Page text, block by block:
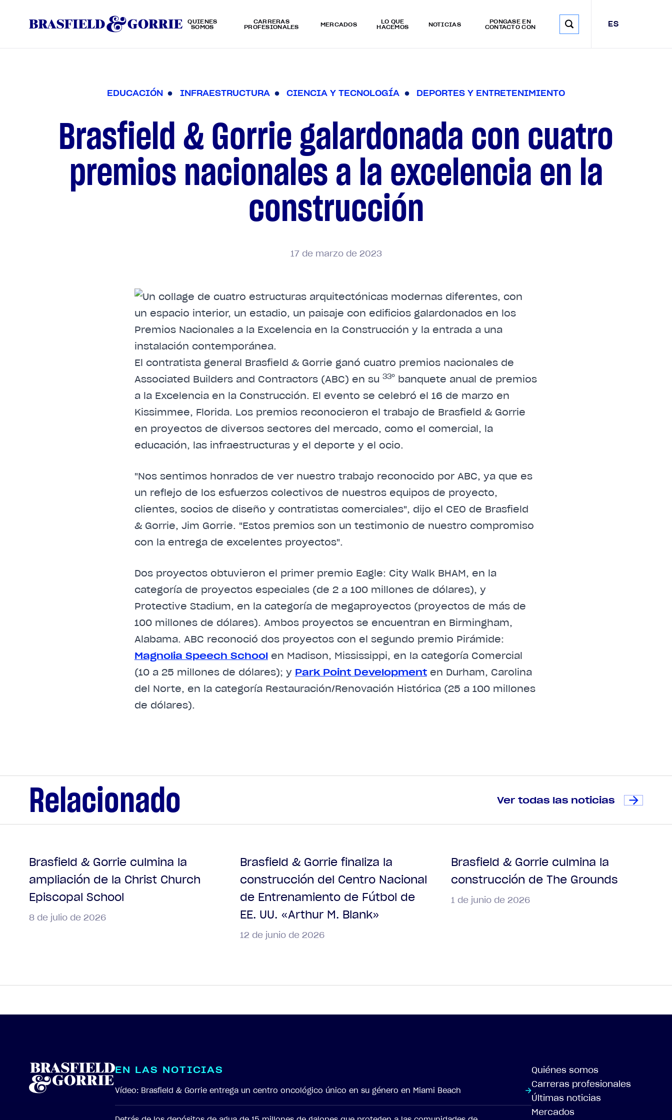
QUIÉNES
SOMOS
CARRERAS
PROFESIONALES MERCADOS LO QUÉ
HACEMOS NOTICIAS PÓNGASE EN
CONTACTO CON ES
EDUCACIÓN INFRAESTRUCTURA CIENCIA Y TECNOLOGÍA DEPORTES Y ENTRETENIMIENTO
Brasfield & Gorrie galardonada con cuatro
premios nacionales a la excelencia en la
construcción
17 de marzo de 2023
El contratista general Brasfield & Gorrie ganó cuatro premios nacionales de
Associated Builders and Contractors (ABC) en su 33ºbanquete anual de premios
a la Excelencia en la Construcción. El evento se celebró el 16 de marzo en
Kissimmee, Florida. Los premios reconocieron el trabajo de Brasfield & Gorrie
en proyectos de diversos sectores del mercado, como el comercial, la
educación, las infraestructuras y el deporte y el ocio.
"Nos sentimos honrados de ver nuestro trabajo reconocido por ABC, ya que es
un reflejo de los esfuerzos colectivos de nuestros equipos de proyecto,
clientes, socios de diseño y contratistas comerciales", dijo el CEO de Brasfield
& Gorrie, Jim Gorrie. "Estos premios son un testimonio de nuestro compromiso
con la entrega de excelentes proyectos".
Dos proyectos obtuvieron el primer premio Eagle: City Walk BHAM, en la
categoría de proyectos especiales (de 2 a 100 millones de dólares), y
Protective Stadium, en la categoría de megaproyectos (proyectos de más de
100 millones de dólares). Ambos proyectos se encuentran en Birmingham,
Alabama. ABC reconoció dos proyectos con el segundo premio Pirámide:
Magnolia Speech School en Madison, Mississippi, en la categoría Comercial
(10 a 25 millones de dólares); y Park Point Developmenten Durham, Carolina
del Norte, en la categoría Restauración/Renovación Histórica (25 a 100 millones
de dólares).
Relacionado Ver todas las noticias
Brasfield & Gorrie culmina la
ampliación de la Christ Church
Episcopal School
8 de julio de 2026
Brasfield & Gorrie finaliza la
construcción del Centro Nacional
de Entrenamiento de Fútbol de
EE. UU. «Arthur M. Blank»
12 de junio de 2026
Brasfield & Gorrie culmina la
construcción de The Grounds
1 de junio de 2026
EN LAS NOTICIAS
Vídeo: Brasfield & Gorrie entrega un centro oncológico único en su género en Miami Beach
Quiénes somos
Carreras profesionales
Últimas noticias
Mercados